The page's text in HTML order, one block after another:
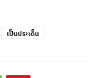
เป็นประเด็น